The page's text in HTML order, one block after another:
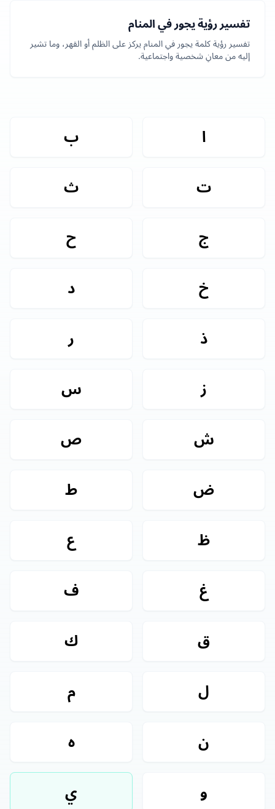
تفسير رؤية يجور في المنام
تفسير رؤية كلمة يجور في المنام يركز على الظلم أو القهر، وما تشير
إليه من معانٍ شخصية واجتماعية.
ا ب
ت ث
ج ح
خ د
ذ ر
ز س
ش ص
ض ط
ظ ع
غ ف
ق ك
ل م
ن ه
و ي